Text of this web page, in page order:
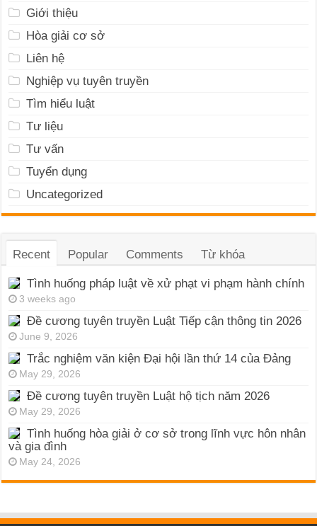
Giới thiệu
Hòa giải cơ sở
Liên hệ
Nghiệp vụ tuyên truyền
Tìm hiểu luật
Tư liệu
Tư vấn
Tuyển dụng
Uncategorized
Recent Popular Comments Từ khóa
Tình huống pháp luật về xử phạt vi phạm hành chính
3 weeks ago
Đề cương tuyên truyền Luật Tiếp cận thông tin 2026
June 9, 2026
Trắc nghiệm văn kiện Đại hội lần thứ 14 của Đảng
May 29, 2026
Đề cương tuyên truyền Luật hộ tịch năm 2026
May 29, 2026
Tình huống hòa giải ở cơ sở trong lĩnh vực hôn nhân
và gia đình
May 24, 2026